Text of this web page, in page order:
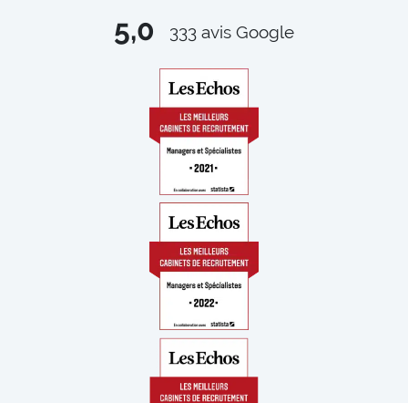
5,0 333 avis Google